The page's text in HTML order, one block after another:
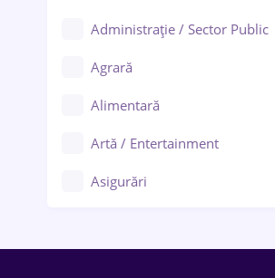
Administrație / Sector Public
Agrară
Alimentară
Artă / Entertainment
Asigurări